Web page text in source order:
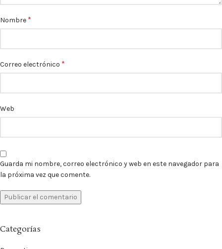
Nombre *
Correo electrónico *
Web
Guarda mi nombre, correo electrónico y web en este navegador para
la próxima vez que comente.
Categorías